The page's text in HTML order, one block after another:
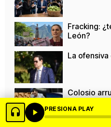
Fracking:
León?
La ofensiva
Colosio
PRESIONA PLAY